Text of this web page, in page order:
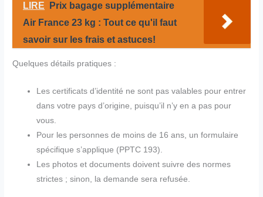
LIRE
Prix bagage supplémentaire
Air France 23 kg : Tout ce qu'il faut
savoir sur les frais et astuces!
Quelques détails pratiques :
Les certificats d’identité ne sont pas valables pour entrer
dans votre pays d’origine, puisqu’il n’y en a pas pour
vous.
Pour les personnes de moins de 16 ans, un formulaire
spécifique s’applique (PPTC 193).
Les photos et documents doivent suivre des normes
strictes ; sinon, la demande sera refusée.